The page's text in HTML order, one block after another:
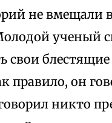
не вмещали
ученый
свои
правило, он
никто